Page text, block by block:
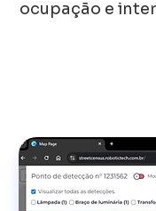
ocupação e